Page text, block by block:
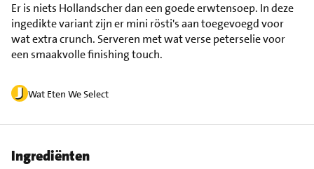
Wat Eten We Select
Er is niets Hollandscher dan een goede erwtensoep. In deze
ingedikte variant zijn er mini rösti's aan toegevoegd voor
wat extra crunch. Serveren met wat verse peterselie voor
een smaakvolle finishing touch.
Ingrediënten